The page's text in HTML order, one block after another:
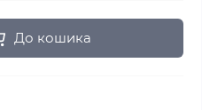
До кошика